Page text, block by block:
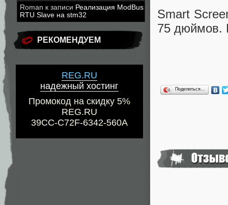
Roman к записи Реализация ModBus
RTU Slave на stm32
РЕКОМЕНДУЕМ
REG.RU
надежный хостинг
Промокод на скидку 5%
REG.RU
39CC-C72F-6342-560A
Smart
75 дюймов.
Поделиться…